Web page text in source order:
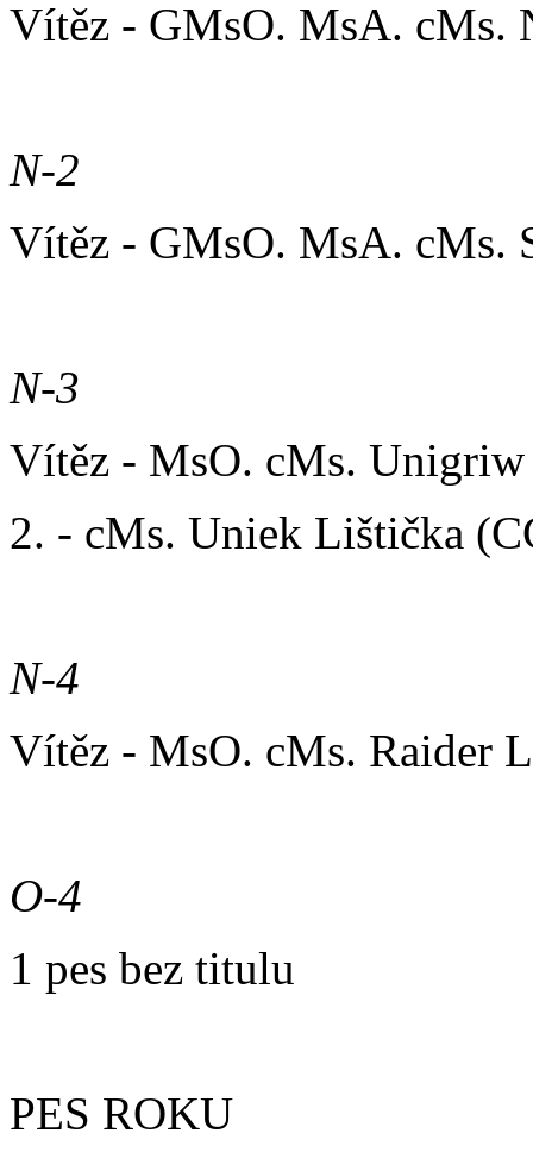
Vítěz - GMsO. MsA. cMs.
N-2
Vítěz - GMsO. MsA. cMs.
N-3
Vítěz - MsO. cMs.
2. - cMs. Uniek Lištička
N-4
Vítěz - MsO. cMs. Raider
O-4
1 pes bez titulu
PES ROKU